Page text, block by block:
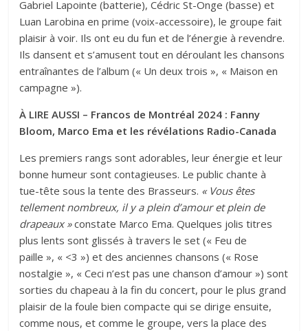
Gabriel Lapointe (batterie), Cédric St-Onge (basse) et
Luan Larobina en prime (voix-accessoire), le groupe fait
plaisir à voir. Ils ont eu du fun et de l’énergie à revendre.
Ils dansent et s’amusent tout en déroulant les chansons
entraînantes de l’album (« Un deux trois », « Maison en
campagne »).
À LIRE AUSSI – Francos de Montréal 2024 : Fanny
Bloom, Marco Ema et les révélations Radio-Canada
Les premiers rangs sont adorables, leur énergie et leur
bonne humeur sont contagieuses. Le public chante à
tue-tête sous la tente des Brasseurs. « Vous êtes
tellement nombreux, il y a plein d’amour et plein de
drapeaux »constate Marco Ema. Quelques jolis titres
plus lents sont glissés à travers le set (« Feu de
paille », « <3 ») et des anciennes chansons (« Rose
nostalgie », « Ceci n’est pas une chanson d’amour ») sont
sorties du chapeau à la fin du concert, pour le plus grand
plaisir de la foule bien compacte qui se dirige ensuite,
comme nous, et comme le groupe, vers la place des